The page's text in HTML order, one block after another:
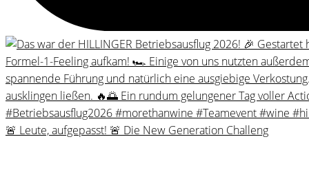
🚨 Leute, aufgepasst! 🚨 Die New Generation Challeng